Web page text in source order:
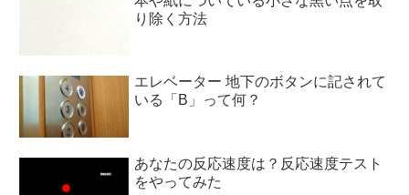
り除く方法
エレベーター 地下のボタンに記されて
いる「B」って何？
あなたの反応速度は？反応速度テスト
をやってみた